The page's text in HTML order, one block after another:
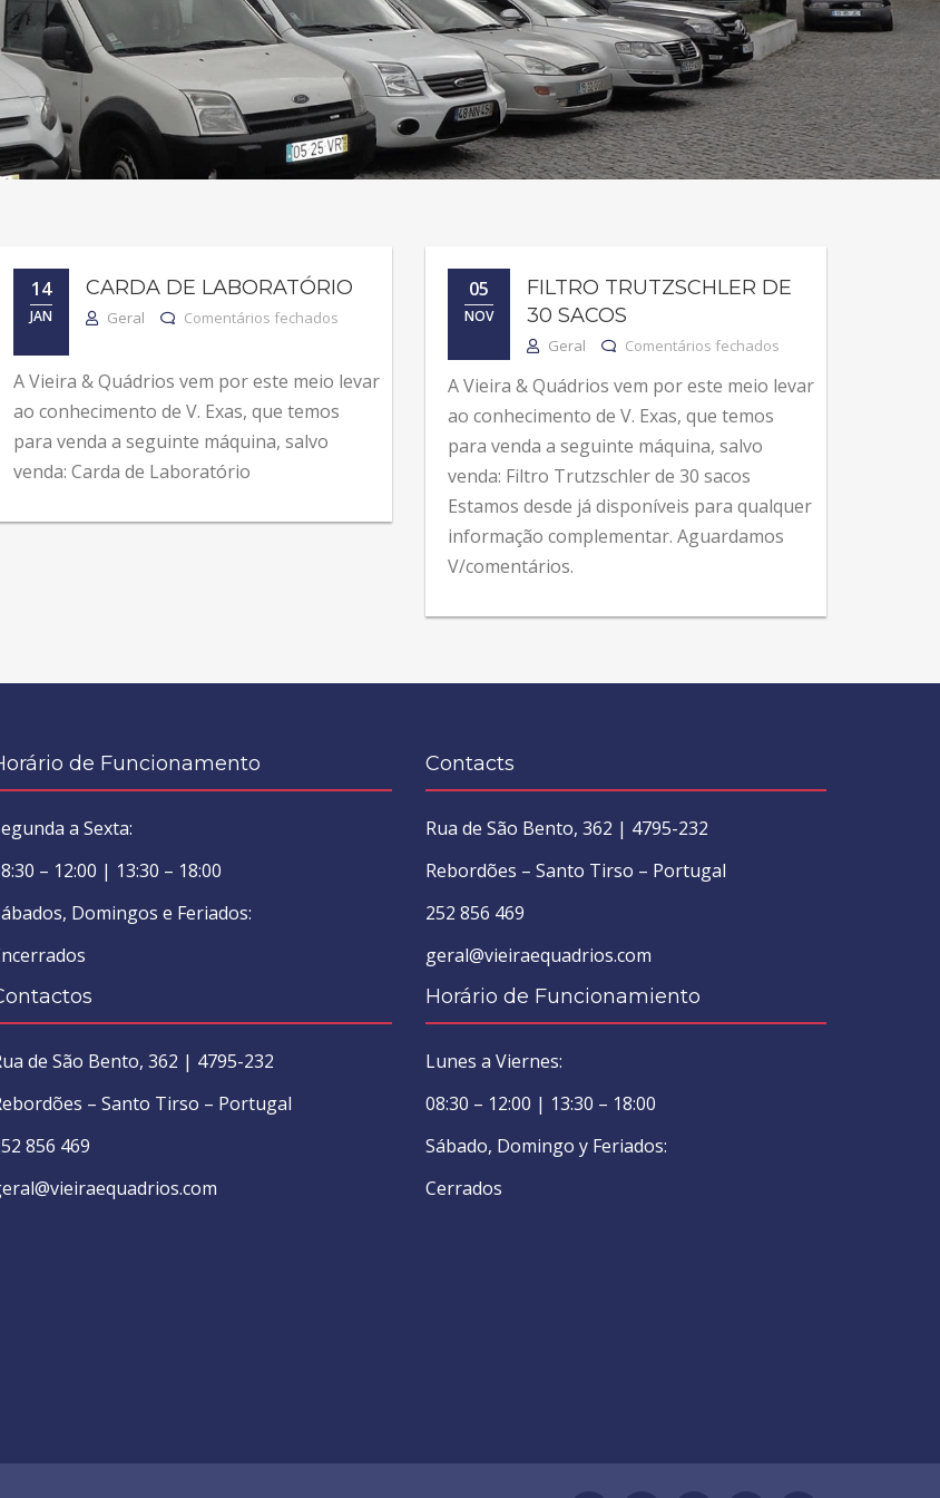
14
JAN
CARDA DE LABORATÓRIO
Geral Comentários fechados em Carda de Laboratório
A Vieira & Quádrios vem por este meio levar
ao conhecimento de V. Exas, que temos
para venda a seguinte máquina, salvo
venda: Carda de Laboratório
05
NOV
FILTRO TRUTZSCHLER DE
30 SACOS
Geral Comentários fechados
A Vieira & Quádrios vem por este meio levar
ao conhecimento de V. Exas, que temos
para venda a seguinte máquina, salvo
venda: Filtro Trutzschler de 30 sacos
Estamos desde já disponíveis para qualquer
informação complementar. Aguardamos
V/comentários.
de Funcionamento
a Sexta:
– 12:00 | 13:30 – 18:00
Domingos e Feriados:
Contacts
Rua de São Bento, 362 | 4795-232
Rebordões – Santo Tirso – Portugal
252 856 469
geral@vieiraequadrios.com
de São Bento, 362 | 4795-232
– Santo Tirso – Portugal
856 469
Horário de Funcionamiento
Lunes a Viernes:
08:30 – 12:00 | 13:30 – 18:00
Sábado, Domingo y Feriados:
Cerrados